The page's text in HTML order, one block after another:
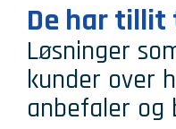
De har tillit
Løsninger
kunder over
anbefaler og